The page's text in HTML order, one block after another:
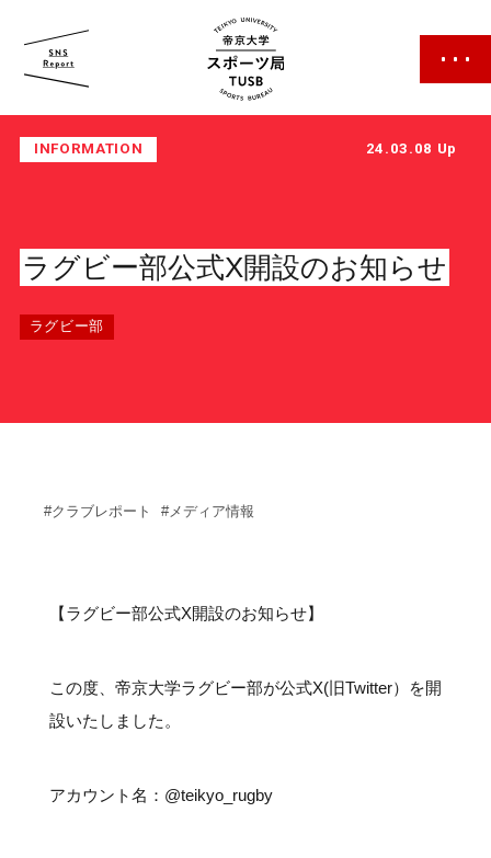
帝京大学 スポーツ局
スポーツ局について
サポート情報
お問い合わせ
帝京大学スポーツ憲章
INFORMATION 24.03.08 Up
ラグビー部公式X開設のお知らせ
ラグビー部
#クラブレポート #メディア情報
【ラグビー部公式X開設のお知らせ】
この度、帝京大学ラグビー部が公式X(旧Twitter）を開
設いたしました。
アカウント名：@teikyo_rugby